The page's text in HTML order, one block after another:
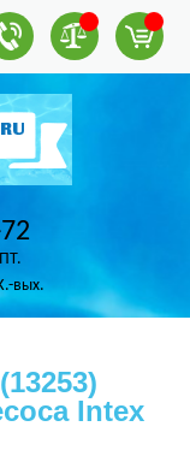
вых.
Intex